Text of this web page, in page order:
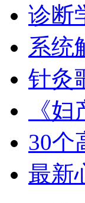
诊断
系统
针灸
《
30个
最新